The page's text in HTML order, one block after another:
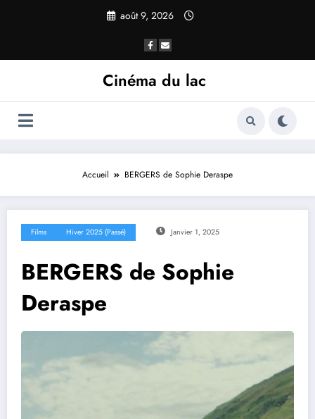
août 9, 2026
Cinéma du lac
Accueil BERGERS de Sophie Deraspe
Films Hiver 2025 (passé) Janvier 1, 2025
BERGERS de Sophie
Deraspe